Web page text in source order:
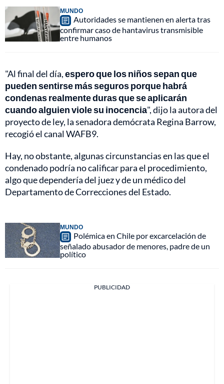
MUNDO
Autoridades se mantienen en alerta tras
confirmar caso de hantavirus transmisible
entre humanos
"Al final del día,espero que los niños sepan que
pueden sentirse más seguros porque habrá
condenas realmente duras que se aplicarán
cuando alguien viole su inocencia", dijo la autora del
proyecto de ley, la senadora demócrata Regina Barrow,
recogió el canal WAFB9.
Hay, no obstante, algunas circunstancias en las que el
condenado podría no calificar para el procedimiento,
algo que dependería del juez y de un médico del
Departamento de Correcciones del Estado.
MUNDO
Polémica en Chile por excarcelación de
señalado abusador de menores, padre de un
político
PUBLICIDAD